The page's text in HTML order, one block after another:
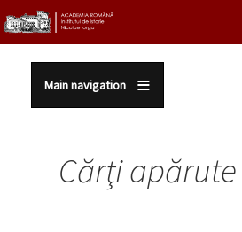
Sari la conținutul principal
Main navigation
Cărţi